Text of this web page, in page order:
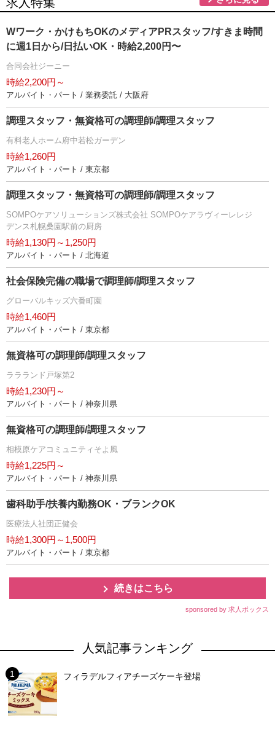
Wワーク・かけもちOKのメディアPRスタッフ/すきま時間
に週1日から/日払いOK・時給2,200円〜
合同会社ジーニー
時給2,200円～
アルバイト・パート / 業務委託 / 大阪府
調理スタッフ・無資格可の調理師/調理スタッフ
有料老人ホーム府中若松ガーデン
時給1,260円
アルバイト・パート / 東京都
調理スタッフ・無資格可の調理師/調理スタッフ
SOMPOケアソリューションズ株式会社 SOMPOケアラヴィーレレジ
デンス札幌桑園駅前の厨房
時給1,130円～1,250円
アルバイト・パート / 北海道
社会保険完備の職場で調理師/調理スタッフ
グローバルキッズ六番町園
時給1,460円
アルバイト・パート / 東京都
無資格可の調理師/調理スタッフ
ララランド戸塚第2
時給1,230円～
アルバイト・パート / 神奈川県
無資格可の調理師/調理スタッフ
相模原ケアコミュニティそよ風
時給1,225円～
アルバイト・パート / 神奈川県
歯科助手/扶養内勤務OK・ブランクOK
医療法人社団正健会
時給1,300円～1,500円
アルバイト・パート / 東京都
続きはこちら
sponsored by 求人ボックス
人気記事ランキング
フィラデルフィアチーズケーキ登場